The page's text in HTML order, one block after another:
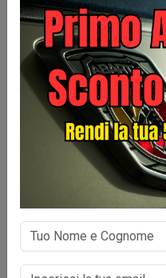
I vostri commenti arrivati
Business.Scrivi